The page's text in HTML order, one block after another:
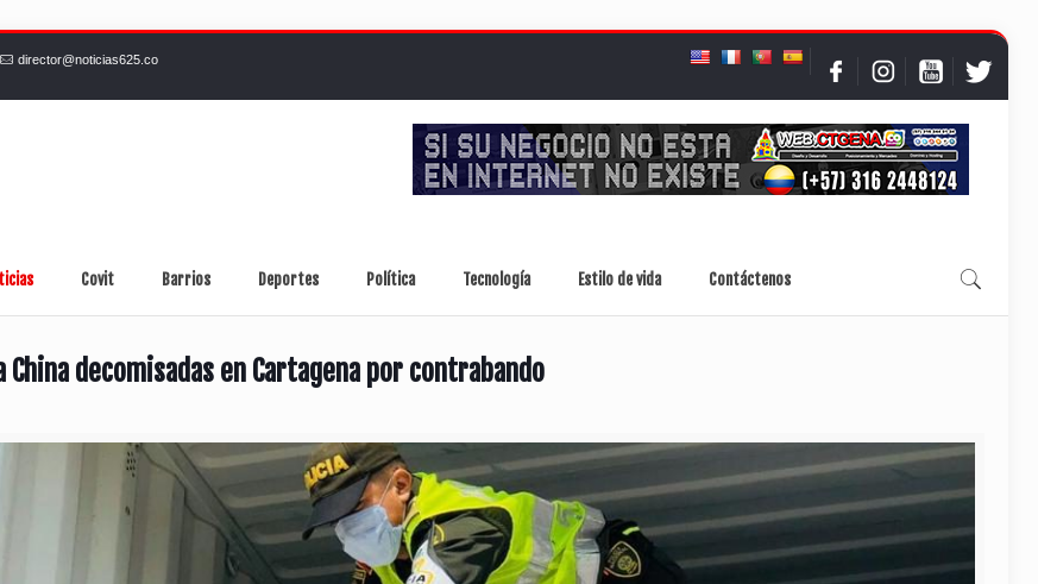
director@noticias625.co
Covit Barrios Deportes Política Tecnología Estilo de vida Contáctenos
China decomisadas en Cartagena por contrabando